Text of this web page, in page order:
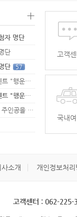
+
자 명단
단
단
57
[무안공항 활성화-2탄] 여강[리장] 전세기 홍보 이벤트 "행운에 주인공…
[무안공항 활성화-2탄] 여강[리장] 전세기 홍보 이벤트 "행운에 주인공…
[무안공항 활성화] 가을전세기 홍보 이벤트 "행운에 주인공을 찾습니다."
고객
국내
사소개 개인정보처리
고객센터 : 062-225-